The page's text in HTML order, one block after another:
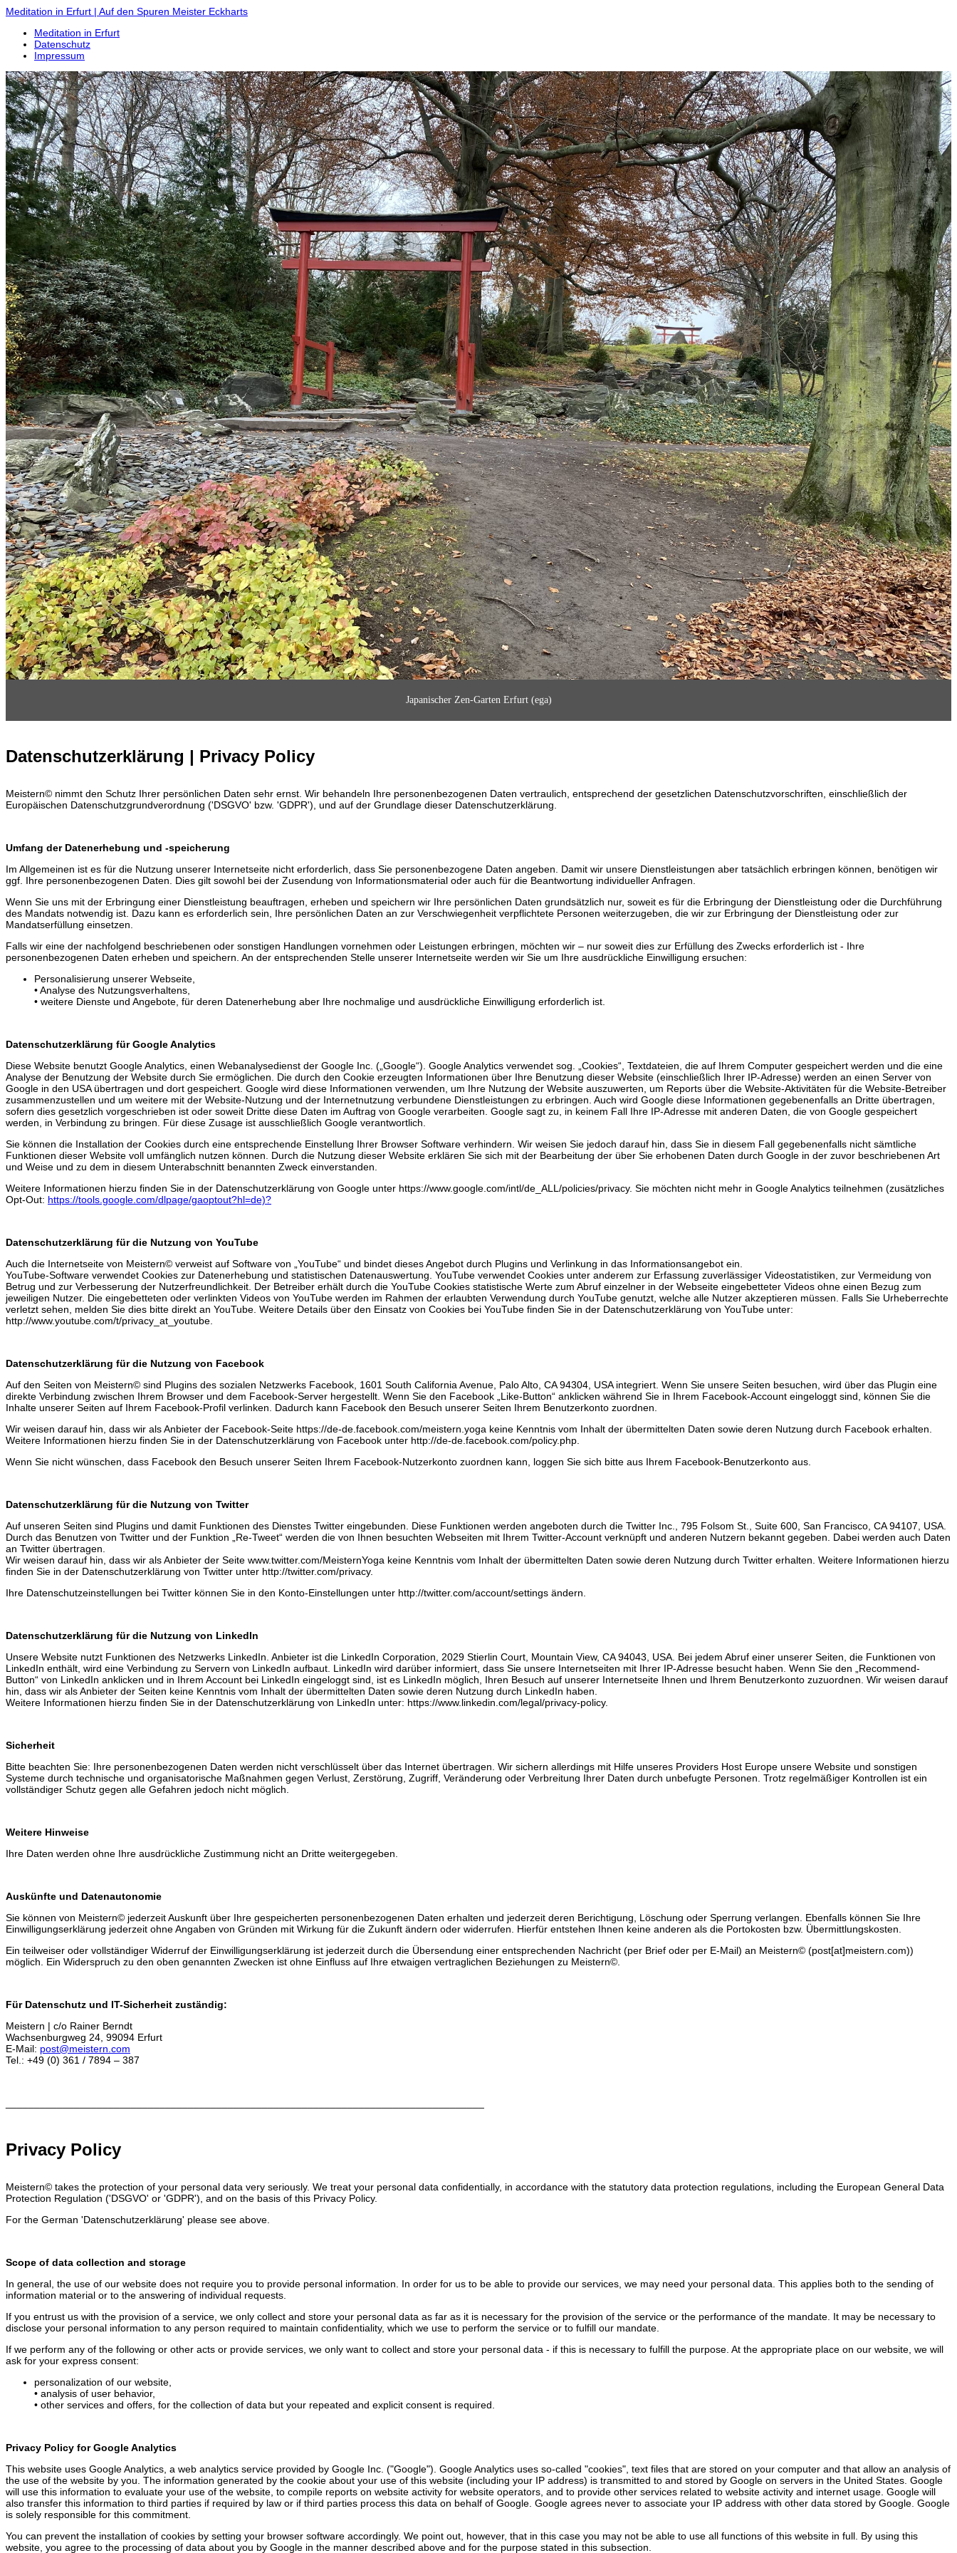
Meditation in Erfurt | Auf den Spuren Meister Eckharts
Meditation in Erfurt
Datenschutz
Impressum
Japanischer Zen-Garten Erfurt (ega)
Datenschutzerklärung | Privacy Policy
Meistern© nimmt den Schutz Ihrer persönlichen Daten sehr ernst. Wir behandeln Ihre personenbezogenen Daten vertraulich, entsprechend der gesetzlichen Datenschutzvorschriften, einschließlich der
Europäischen Datenschutzgrundverordnung ('DSGVO' bzw. 'GDPR'), und auf der Grundlage dieser Datenschutzerklärung.
Umfang der Datenerhebung und -speicherung
Im Allgemeinen ist es für die Nutzung unserer Internetseite nicht erforderlich, dass Sie personenbezogene Daten angeben. Damit wir unsere Dienstleistungen aber tatsächlich erbringen können, benötigen wir
ggf. Ihre personenbezogenen Daten. Dies gilt sowohl bei der Zusendung von Informationsmaterial oder auch für die Beantwortung individueller Anfragen.
Wenn Sie uns mit der Erbringung einer Dienstleistung beauftragen, erheben und speichern wir Ihre persönlichen Daten grundsätzlich nur, soweit es für die Erbringung der Dienstleistung oder die Durchführung
des Mandats notwendig ist. Dazu kann es erforderlich sein, Ihre persönlichen Daten an zur Verschwiegenheit verpflichtete Personen weiterzugeben, die wir zur Erbringung der Dienstleistung oder zur
Mandatserfüllung einsetzen.
Falls wir eine der nachfolgend beschriebenen oder sonstigen Handlungen vornehmen oder Leistungen erbringen, möchten wir – nur soweit dies zur Erfüllung des Zwecks erforderlich ist - Ihre
personenbezogenen Daten erheben und speichern. An der entsprechenden Stelle unserer Internetseite werden wir Sie um Ihre ausdrückliche Einwilligung ersuchen:
Personalisierung unserer Webseite,
• Analyse des Nutzungsverhaltens,
• weitere Dienste und Angebote, für deren Datenerhebung aber Ihre nochmalige und ausdrückliche Einwilligung erforderlich ist.
Datenschutzerklärung für Google Analytics
Diese Website benutzt Google Analytics, einen Webanalysedienst der Google Inc. („Google“). Google Analytics verwendet sog. „Cookies“, Textdateien, die auf Ihrem Computer gespeichert werden und die eine
Analyse der Benutzung der Website durch Sie ermöglichen. Die durch den Cookie erzeugten Informationen über Ihre Benutzung dieser Website (einschließlich Ihrer IP-Adresse) werden an einen Server von
Google in den USA übertragen und dort gespeichert. Google wird diese Informationen verwenden, um Ihre Nutzung der Website auszuwerten, um Reports über die Website-Aktivitäten für die Website-Betreiber
zusammenzustellen und um weitere mit der Website-Nutzung und der Internetnutzung verbundene Dienstleistungen zu erbringen. Auch wird Google diese Informationen gegebenenfalls an Dritte übertragen,
sofern dies gesetzlich vorgeschrieben ist oder soweit Dritte diese Daten im Auftrag von Google verarbeiten. Google sagt zu, in keinem Fall Ihre IP-Adresse mit anderen Daten, die von Google gespeichert
werden, in Verbindung zu bringen. Für diese Zusage ist ausschließlich Google verantwortlich.
Sie können die Installation der Cookies durch eine entsprechende Einstellung Ihrer Browser Software verhindern. Wir weisen Sie jedoch darauf hin, dass Sie in diesem Fall gegebenenfalls nicht sämtliche
Funktionen dieser Website voll umfänglich nutzen können. Durch die Nutzung dieser Website erklären Sie sich mit der Bearbeitung der über Sie erhobenen Daten durch Google in der zuvor beschriebenen Art
und Weise und zu dem in diesem Unterabschnitt benannten Zweck einverstanden.
Weitere Informationen hierzu finden Sie in der Datenschutzerklärung von Google unter https://www.google.com/intl/de_ALL/policies/privacy. Sie möchten nicht mehr in Google Analytics teilnehmen (zusätzliches
Opt-Out: https://tools.google.com/dlpage/gaoptout?hl=de)?
Datenschutzerklärung für die Nutzung von YouTube
Auch die Internetseite von Meistern© verweist auf Software von „YouTube“ und bindet dieses Angebot durch Plugins und Verlinkung in das Informationsangebot ein.
YouTube-Software verwendet Cookies zur Datenerhebung und statistischen Datenauswertung. YouTube verwendet Cookies unter anderem zur Erfassung zuverlässiger Videostatistiken, zur Vermeidung von
Betrug und zur Verbesserung der Nutzerfreundlichkeit. Der Betreiber erhält durch die YouTube Cookies statistische Werte zum Abruf einzelner in der Webseite eingebetteter Videos ohne einen Bezug zum
jeweiligen Nutzer. Die eingebetteten oder verlinkten Videos von YouTube werden im Rahmen der erlaubten Verwendung durch YouTube genutzt, welche alle Nutzer akzeptieren müssen. Falls Sie Urheberrechte
verletzt sehen, melden Sie dies bitte direkt an YouTube. Weitere Details über den Einsatz von Cookies bei YouTube finden Sie in der Datenschutzerklärung von YouTube unter:
http://www.youtube.com/t/privacy_at_youtube.
Datenschutzerklärung für die Nutzung von Facebook
Auf den Seiten von Meistern© sind Plugins des sozialen Netzwerks Facebook, 1601 South California Avenue, Palo Alto, CA 94304, USA integriert. Wenn Sie unsere Seiten besuchen, wird über das Plugin eine
direkte Verbindung zwischen Ihrem Browser und dem Facebook-Server hergestellt. Wenn Sie den Facebook „Like-Button“ anklicken während Sie in Ihrem Facebook-Account eingeloggt sind, können Sie die
Inhalte unserer Seiten auf Ihrem Facebook-Profil verlinken. Dadurch kann Facebook den Besuch unserer Seiten Ihrem Benutzerkonto zuordnen.
Wir weisen darauf hin, dass wir als Anbieter der Facebook-Seite https://de-de.facebook.com/meistern.yoga keine Kenntnis vom Inhalt der übermittelten Daten sowie deren Nutzung durch Facebook erhalten.
Weitere Informationen hierzu finden Sie in der Datenschutzerklärung von Facebook unter http://de-de.facebook.com/policy.php.
Wenn Sie nicht wünschen, dass Facebook den Besuch unserer Seiten Ihrem Facebook-Nutzerkonto zuordnen kann, loggen Sie sich bitte aus Ihrem Facebook-Benutzerkonto aus.
Datenschutzerklärung für die Nutzung von Twitter
Auf unseren Seiten sind Plugins und damit Funktionen des Dienstes Twitter eingebunden. Diese Funktionen werden angeboten durch die Twitter Inc., 795 Folsom St., Suite 600, San Francisco, CA 94107, USA.
Durch das Benutzen von Twitter und der Funktion „Re-Tweet“ werden die von Ihnen besuchten Webseiten mit Ihrem Twitter-Account verknüpft und anderen Nutzern bekannt gegeben. Dabei werden auch Daten
an Twitter übertragen.
Wir weisen darauf hin, dass wir als Anbieter der Seite www.twitter.com/MeisternYoga keine Kenntnis vom Inhalt der übermittelten Daten sowie deren Nutzung durch Twitter erhalten. Weitere Informationen hierzu
finden Sie in der Datenschutzerklärung von Twitter unter http://twitter.com/privacy.
Ihre Datenschutzeinstellungen bei Twitter können Sie in den Konto-Einstellungen unter http://twitter.com/account/settings ändern.
Datenschutzerklärung für die Nutzung von LinkedIn
Unsere Website nutzt Funktionen des Netzwerks LinkedIn. Anbieter ist die LinkedIn Corporation, 2029 Stierlin Court, Mountain View, CA 94043, USA. Bei jedem Abruf einer unserer Seiten, die Funktionen von
LinkedIn enthält, wird eine Verbindung zu Servern von LinkedIn aufbaut. LinkedIn wird darüber informiert, dass Sie unsere Internetseiten mit Ihrer IP-Adresse besucht haben. Wenn Sie den „Recommend-
Button“ von LinkedIn anklicken und in Ihrem Account bei LinkedIn eingeloggt sind, ist es LinkedIn möglich, Ihren Besuch auf unserer Internetseite Ihnen und Ihrem Benutzerkonto zuzuordnen. Wir weisen darauf
hin, dass wir als Anbieter der Seiten keine Kenntnis vom Inhalt der übermittelten Daten sowie deren Nutzung durch LinkedIn haben.
Weitere Informationen hierzu finden Sie in der Datenschutzerklärung von LinkedIn unter: https://www.linkedin.com/legal/privacy-policy.
Sicherheit
Bitte beachten Sie: Ihre personenbezogenen Daten werden nicht verschlüsselt über das Internet übertragen. Wir sichern allerdings mit Hilfe unseres Providers Host Europe unsere Website und sonstigen
Systeme durch technische und organisatorische Maßnahmen gegen Verlust, Zerstörung, Zugriff, Veränderung oder Verbreitung Ihrer Daten durch unbefugte Personen. Trotz regelmäßiger Kontrollen ist ein
vollständiger Schutz gegen alle Gefahren jedoch nicht möglich.
Weitere Hinweise
Ihre Daten werden ohne Ihre ausdrückliche Zustimmung nicht an Dritte weitergegeben.
Auskünfte und Datenautonomie
Sie können von Meistern© jederzeit Auskunft über Ihre gespeicherten personenbezogenen Daten erhalten und jederzeit deren Berichtigung, Löschung oder Sperrung verlangen. Ebenfalls können Sie Ihre
Einwilligungserklärung jederzeit ohne Angaben von Gründen mit Wirkung für die Zukunft ändern oder widerrufen. Hierfür entstehen Ihnen keine anderen als die Portokosten bzw. Übermittlungskosten.
Ein teilweiser oder vollständiger Widerruf der Einwilligungserklärung ist jederzeit durch die Übersendung einer entsprechenden Nachricht (per Brief oder per E-Mail) an Meistern© (post[at]meistern.com))
möglich. Ein Widerspruch zu den oben genannten Zwecken ist ohne Einfluss auf Ihre etwaigen vertraglichen Beziehungen zu Meistern©.
Für Datenschutz und IT-Sicherheit zuständig:
Meistern | c/o Rainer Berndt
Wachsenburgweg 24, 99094 Erfurt
E-Mail: post@meistern.com
Tel.: +49 (0) 361 / 7894 – 387
Privacy Policy
Meistern© takes the protection of your personal data very seriously. We treat your personal data confidentially, in accordance with the statutory data protection regulations, including the European General Data
Protection Regulation ('DSGVO' or 'GDPR'), and on the basis of this Privacy Policy.
For the German 'Datenschutzerklärung' please see above.
Scope of data collection and storage
In general, the use of our website does not require you to provide personal information. In order for us to be able to provide our services, we may need your personal data. This applies both to the sending of
information material or to the answering of individual requests.
If you entrust us with the provision of a service, we only collect and store your personal data as far as it is necessary for the provision of the service or the performance of the mandate. It may be necessary to
disclose your personal information to any person required to maintain confidentiality, which we use to perform the service or to fulfill our mandate.
If we perform any of the following or other acts or provide services, we only want to collect and store your personal data - if this is necessary to fulfill the purpose. At the appropriate place on our website, we will
ask for your express consent:
personalization of our website,
• analysis of user behavior,
• other services and offers, for the collection of data but your repeated and explicit consent is required.
Privacy Policy for Google Analytics
This website uses Google Analytics, a web analytics service provided by Google Inc. ("Google"). Google Analytics uses so-called "cookies", text files that are stored on your computer and that allow an analysis of
the use of the website by you. The information generated by the cookie about your use of this website (including your IP address) is transmitted to and stored by Google on servers in the United States. Google
will use this information to evaluate your use of the website, to compile reports on website activity for website operators, and to provide other services related to website activity and internet usage. Google will
also transfer this information to third parties if required by law or if third parties process this data on behalf of Google. Google agrees never to associate your IP address with other data stored by Google. Google
is solely responsible for this commitment.
You can prevent the installation of cookies by setting your browser software accordingly. We point out, however, that in this case you may not be able to use all functions of this website in full. By using this
website, you agree to the processing of data about you by Google in the manner described above and for the purpose stated in this subsection.